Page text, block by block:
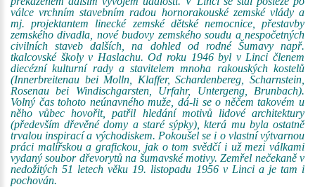
válce vrchním stavebním radou hornorakouské zemské vlády a
mj. projektantem linecké zemské dětské nemocnice, přestavby
zemského divadla, nové budovy zemského soudu a nespočetných
civilních staveb dalších, na dohled od rodné Šumavy např.
tkalcovské školy v Haslachu. Od roku 1946 byl v Linci členem
diecézní kulturní rady a stavitelem mnoha rakouských kostelů
(Innerbreitenau bei Molln, Klaffer, Schardenbereg, Scharnstein,
Rosenau bei Windischgarsten, Urfahr, Untergeng, Brunbach).
Volný čas tohoto neúnavného muže, dá-li se o něčem takovém u
něho vůbec hovořit, patřil hledání motivů lidové architektury
(především dřevěné domy a staré sýpky), která mu byla ostatně
trvalou inspirací a východiskem. Pokoušel se i o vlastní výtvarnou
práci malířskou a grafickou, jak o tom svědčí i už mezi válkami
vydaný soubor dřevorytů na šumavské motivy. Zemřel nečekaně v
nedožitých 51 letech věku 19. listopadu 1956 v Linci a je tam i
pochován.